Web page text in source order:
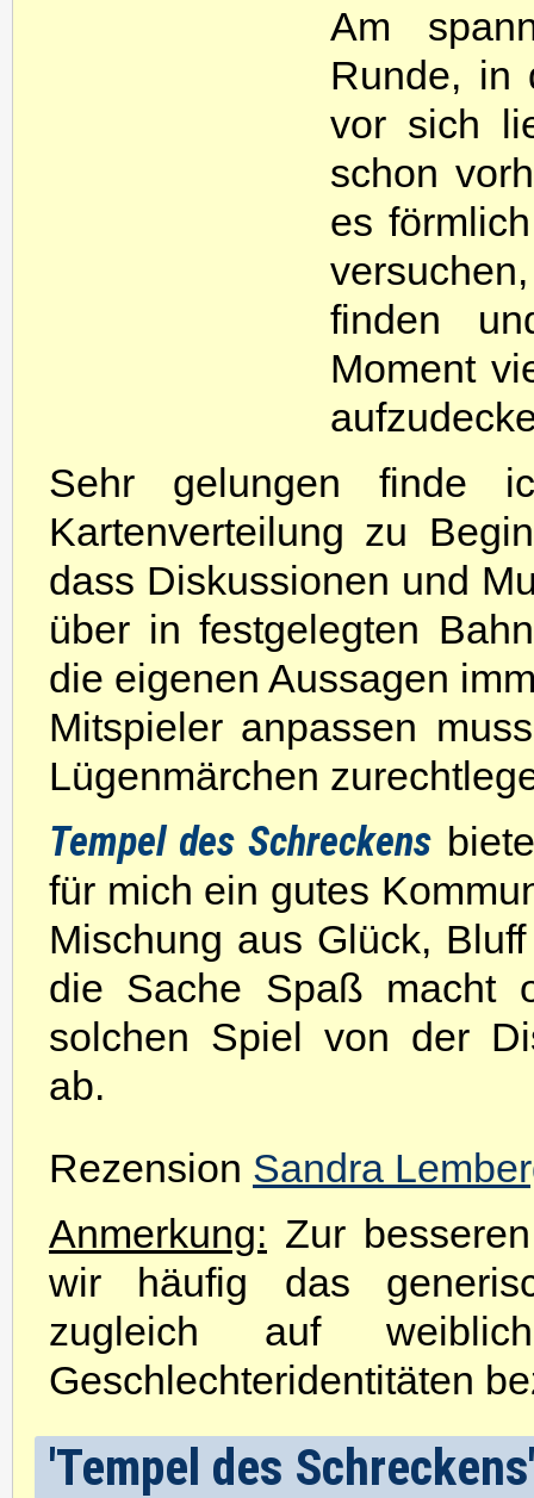
Am
Runde, in
vor sich
schon
es
finden
Moment
Sehr gelungen finde
Kartenverteilung zu
dass Diskussionen und
über in festgelegten
die eigenen Aussagen
Mitspieler anpassen
Lügenmärchen
Tempel des Schreckens
für mich ein gutes
Mischung aus Glück,
die Sache Spaß macht
solchen Spiel von der
ab.
Rezension Sandra
Anmerkung: Zur
wir häufig das
zugleich auf
Geschlechteridentitäten
'Tempel des